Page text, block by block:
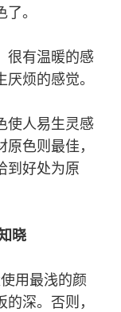
。
很有温暖的感
烦的感觉。
使人易生灵感
色则最佳，
到好处为原
晓
用最浅的颜
深。否则，